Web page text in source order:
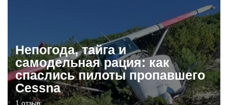
Непогода, тайга и
самодельная рация: как
спаслись пилоты пропавшего
Cessna
1 отзыв